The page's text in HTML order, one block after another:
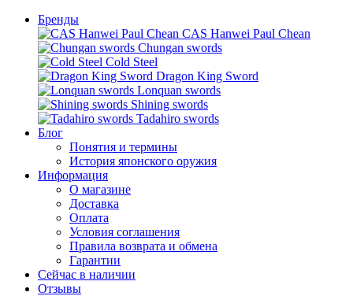
Бренды
CAS Hanwei Paul Chean
Chungan swords
Cold Steel
Dragon King Sword
Lonquan swords
Shining swords
Tadahiro swords
Блог
Понятия и термины
История японского оружия
Информация
О магазине
Доставка
Оплата
Условия соглашения
Правила возврата и обмена
Гарантии
Сейчас в наличии
Отзывы